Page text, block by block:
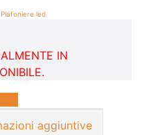
Plafoniere led
IN
aggiuntive